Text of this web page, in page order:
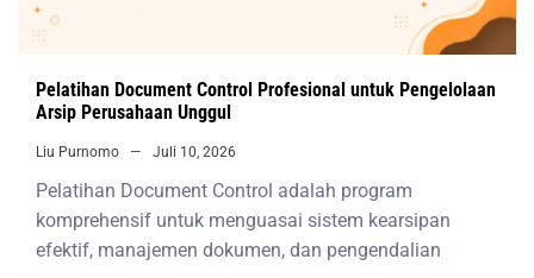
Pelatihan Document Control Profesional untuk Pengelolaan
Arsip Perusahaan Unggul
Liu Purnomo Juli 10, 2026
Pelatihan Document Control adalah program
komprehensif untuk menguasai sistem kearsipan
efektif, manajemen dokumen, dan pengendalian